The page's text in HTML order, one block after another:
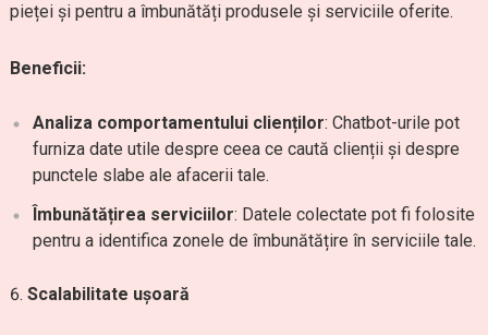
pieței și pentru a îmbunătăți produsele și serviciile oferite.
Beneficii:
Analiza comportamentului clienților: Chatbot-urile pot
furniza date utile despre ceea ce caută clienții și despre
punctele slabe ale afacerii tale.
Îmbunătățirea serviciilor: Datele colectate pot fi folosite
pentru a identifica zonele de îmbunătățire în serviciile tale.
Scalabilitate ușoară